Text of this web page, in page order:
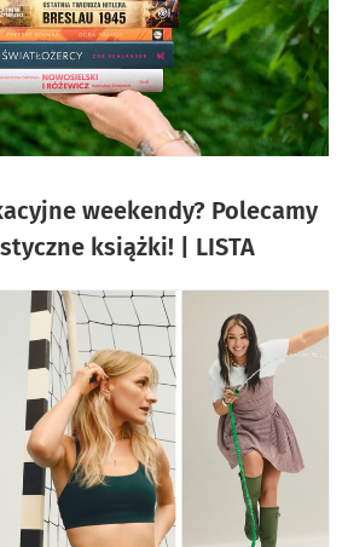
weekendy? Polecamy
książki! | LISTA